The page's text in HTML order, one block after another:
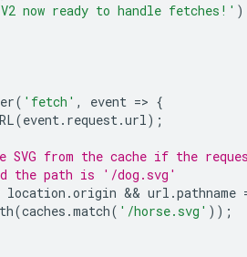
now ready to handle fetches!'
( 'fetch' , event => {
(event. request.url);
SVG from the cache if the
the path is '/dog.svg'
location .origin && url .pathname
(caches .match( '/horse.svg' ));